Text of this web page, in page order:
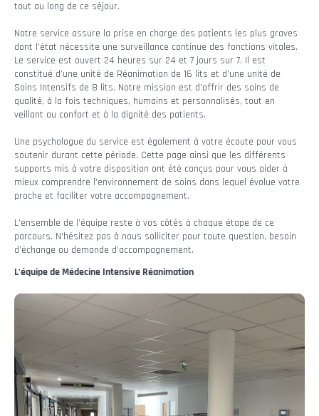
tout au long de ce séjour.
Notre service assure la prise en charge des patients les plus graves
dont l'état nécessite une surveillance continue des fonctions vitales.
Le service est ouvert 24 heures sur 24 et 7 jours sur 7. Il est
constitué d’une unité de Réanimation de 16 lits et d’une unité de
Soins Intensifs de 8 lits. Notre mission est d’offrir des soins de
qualité, à la fois techniques, humains et personnalisés, tout en
veillant au confort et à la dignité des patients.
Une psychologue du service est également à votre écoute pour vous
soutenir durant cette période. Cette page ainsi que les différents
supports mis à votre disposition ont été conçus pour vous aider à
mieux comprendre l’environnement de soins dans lequel évolue votre
proche et faciliter votre accompagnement.
L’ensemble de l’équipe reste à vos côtés à chaque étape de ce
parcours. N’hésitez pas à nous solliciter pour toute question, besoin
d’échange ou demande d’accompagnement.
L'équipe de Médecine Intensive Réanimation